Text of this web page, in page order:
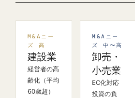
M&Aニー
ズ 高
建設業
経営者の高
齢化（平均
60歳超）
M&Aニー
ズ 中〜高
卸売・
小売業
EC化対応
投資の負